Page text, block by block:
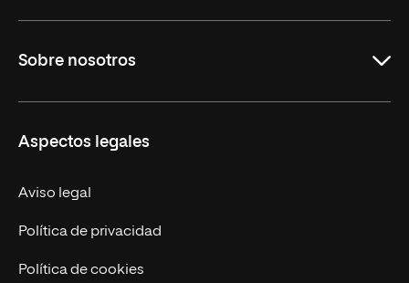
Maestrías
Sobre nosotros
Trabaja en UNIR
Actualidad UNIR
Contáctanos
Aspectos legales
Aviso legal
Política de privacidad
Política de cookies